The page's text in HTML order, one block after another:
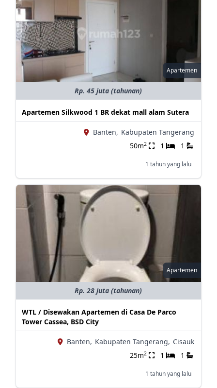
Apartemen
Rp. 45 juta (tahunan)
Apartemen Silkwood 1 BR dekat mall alam Sutera
Banten, Kabupaten Tangerang
50m2 1 1
1 tahun yang lalu
Apartemen
Rp. 28 juta (tahunan)
WTL / Disewakan Apartemen di Casa De Parco
Tower Cassea, BSD City
Banten, Kabupaten Tangerang, Cisauk
25m2 1 1
1 tahun yang lalu